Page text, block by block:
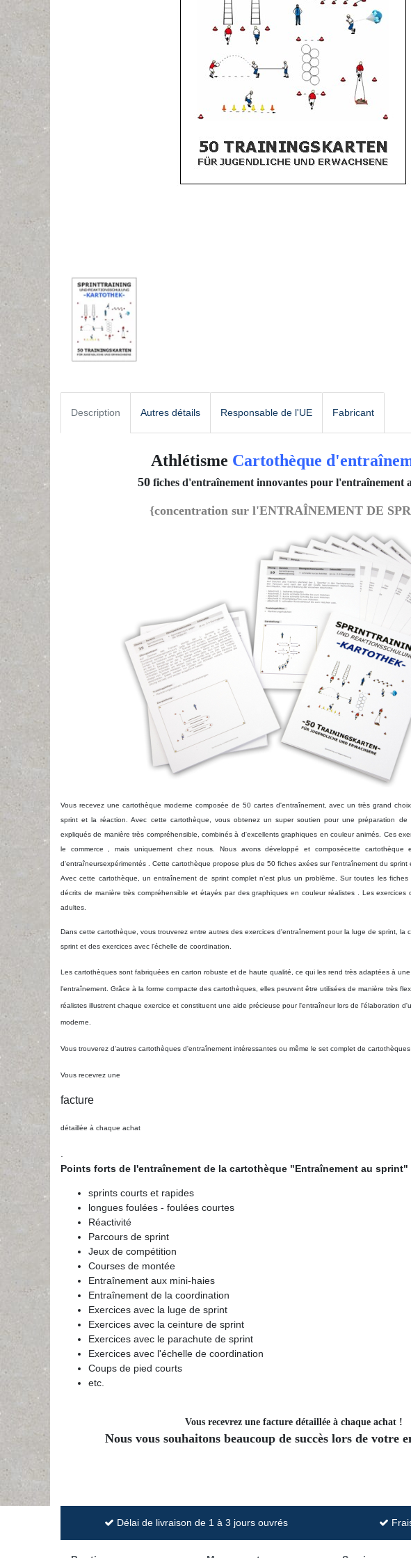
Description Autres détails Responsable de l'UE Fabricant
Athlétisme Cartothèque
50 fiches d'entraînement innovantes pour l'entraînement
{concentration sur l'ENTRAÎNEMENT DE
Vous recevez une cartothèque moderne composée de 50 cartes d'entraînement, avec un très grand
sprint et la réaction. Avec cette cartothèque, vous obtenez un super soutien pour une préparation de
expliqués de manière très compréhensible , combinés à d'excellents graphiques en couleur animés. Ces
le commerce
, mais uniquement chez nous. Nous avonsdéveloppé et composécette cartothèque
d'entraîneursexpérimentés Cette cartothèque propose plus de 50 fiches axées sur l'entraînement du sprint
Avec cette cartothèque, un entraînement de sprint complet n'est plus un problème. Sur toutes les fiches
décrits de manière très compréhensible et étayés par des graphiques en couleur réalistes
Les exercices
adultes.
Dans cette cartothèque, vous trouverez entre autres des exercices d'entraînement pour la luge de sprint, la
sprint et des exercices avec l'échelle de coordination.
Les cartothèques sont fabriquées en carton robuste et de haute qualité, ce qui les rend très adaptées à
l'entraînement. Grâce à la forme compacte des cartothèques, elles peuvent être utilisées de manière très
réalistes illustrent chaque exercice et constituent une aide précieuse pour l'entraîneur lors de l'élaboration
moderne.
Vous trouverez d'autres cartothèques d'entraînement intéressantes ou même le set complet de
Vous recevrez une
facture
détaillée à chaque achat
Points forts de l'entraînement de la cartothèque "Entraînement au sprint"
sprints courts et rapides
longues foulées - foulées courtes
Réactivité
Parcours de sprint
Jeux de compétition
Courses de montée
Entraînement aux mini-haies
Entraînement de la coordination
Exercices avec la luge de sprint
Exercices avec la ceinture de sprint
Exercices avec le parachute de sprint
Exercices avec l'échelle de coordination
Coups de pied courts
etc.
Vous recevrez une facture détaillée à chaque achat !
Nous vous souhaitons beaucoup de succès lors de votre
Délai de livraison de 1 à 3 jours ouvrés